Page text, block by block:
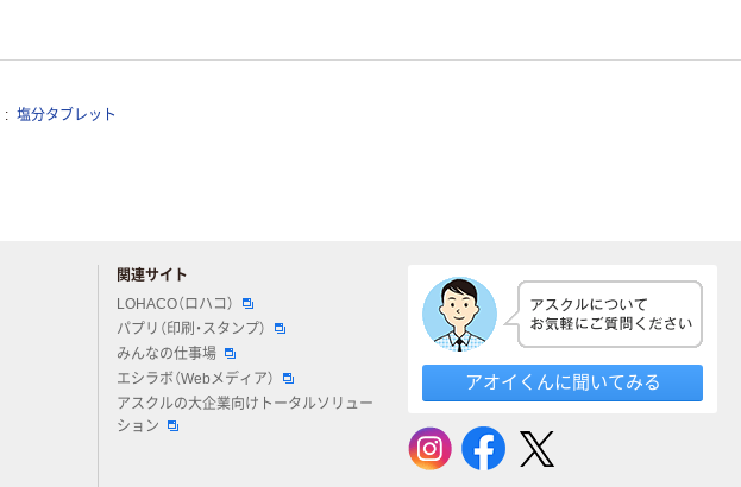
塩分タブレット
関連サイト
LOHACO（ロハコ）
パプリ（印刷・スタンプ）
みんなの仕事場
エシラボ（Webメディア）
アスクルの大企業向けトータルソリュー
ション
アオイくんに聞いてみる